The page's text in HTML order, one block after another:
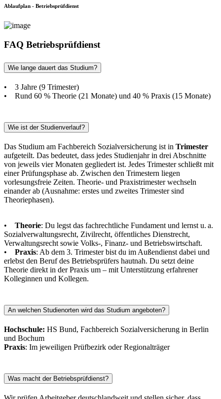
Ablaufplan - Betriebsprüfdienst
FAQ Betriebsprüfdienst
Wie lange dauert das Studium?
• 3 Jahre (9 Trimester)
• Rund 60 % Theorie (21 Monate) und 40 % Praxis (15 Monate)
Wie ist der Studienverlauf?
Das Studium am Fachbereich Sozialversicherung ist in Trimester
aufgeteilt. Das bedeutet, dass jedes Studienjahr in drei Abschnitte
von jeweils vier Monaten gegliedert ist. Jedes Trimester schließt mit
einer Prüfungsphase ab. Zwischen den Trimestern liegen
vorlesungsfreie Zeiten. Theorie- und Praxistrimester wechseln
einander ab (Ausnahme: erstes und zweites Trimester sind
Theoriephasen).
• Theorie: Du legst das fachrechtliche Fundament und lernst u. a.
Sozialverwaltungsrecht, Zivilrecht, öffentliches Dienstrecht,
Verwaltungsrecht sowie Volks-, Finanz- und Betriebswirtschaft.
• Praxis: Ab dem 3. Trimester bist du im Außendienst dabei und
erlebst den Beruf des Betriebsprüfers hautnah. Du setzt deine
Theorie direkt in der Praxis um – mit Unterstützung erfahrener
Kolleginnen und Kollegen.
An welchen Studienorten wird das Studium angeboten?
Hochschule: HS Bund, Fachbereich Sozialversicherung in Berlin
und Bochum
Praxis: Im jeweiligen Prüfbezirk oder Regionalträger
Was macht der Betriebsprüfdienst?